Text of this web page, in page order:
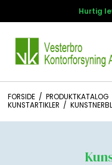
Hurtig
FORSIDE / PRODUKTKATALOG
KUNSTARTIKLER /